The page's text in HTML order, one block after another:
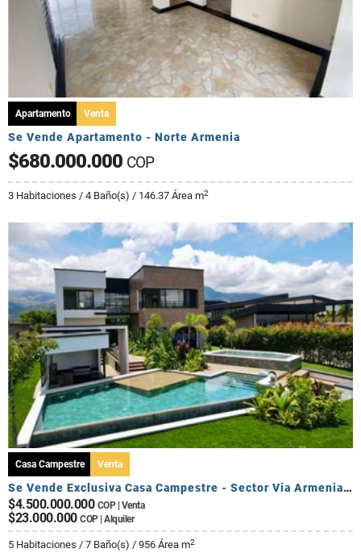
Apartamento Venta
Se Vende Apartamento - Norte Armenia
$680.000.000 COP
3 Habitaciones / 4 Baño(s) / 146.37 Área m2
Casa Campestre Venta
Se Vende Exclusiva Casa Campestre - Sector Via Armenia Calarca
$4.500.000.000 COP | Venta
$23.000.000 COP | Alquiler
5 Habitaciones / 7 Baño(s) / 956 Área m2